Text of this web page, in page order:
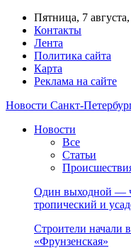
Пятница, 7
Контакты
Лента
Политика сайта
Карта
Реклама на сайте
Новости Санкт-
Новости
Все
Статьи
Один выходной —
тропический и
Строители начали
«Фрунзенская»